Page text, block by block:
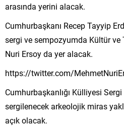
arasında yerini alacak.
Cumhurbaşkanı Recep Tayyip
sergi ve sempozyumda Kültür ve
Nuri Ersoy da yer alacak.
https://twitter.com/
Cumhurbaşkanlığı Külliyesi
sergilenecek arkeolojik miras
açık olacak.